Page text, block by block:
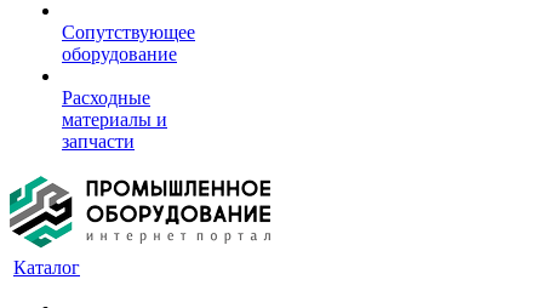
Сопутствующее
оборудование
Расходные
материалы и
запчасти
Каталог